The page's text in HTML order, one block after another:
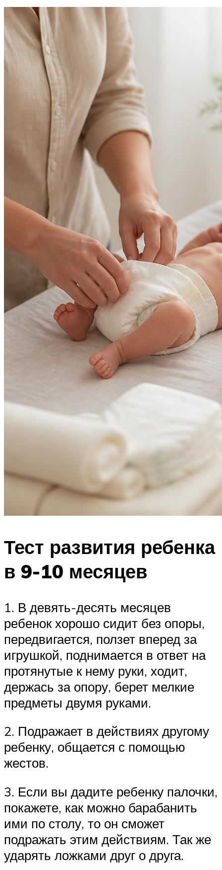
Тест развития ребенка
в 9-10 месяцев
1. В девять-десять месяцев
ребенок хорошо сидит без опоры,
передвигается, ползет вперед за
игрушкой, поднимается в ответ на
протянутые к нему руки, ходит,
держась за опору, берет мелкие
предметы двумя руками.
2. Подражает в действиях другому
ребенку, общается с помощью
жестов.
3. Если вы дадите ребенку палочки,
покажете, как можно барабанить
ими по столу, то он сможет
подражать этим действиям. Так же
ударять ложками друг о друга.